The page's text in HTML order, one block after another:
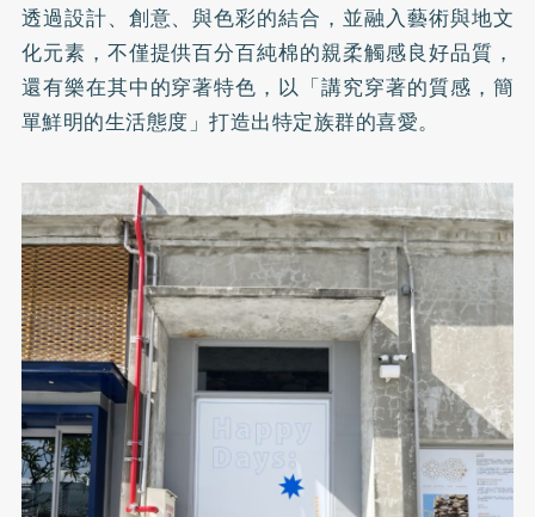
透過設計、創意、與色彩的結合，並融入藝術與地文
化元素，不僅提供百分百純棉的親柔觸感良好品質，
還有樂在其中的穿著特色，以「講究穿著的質感，簡
單鮮明的生活態度」打造出特定族群的喜愛。